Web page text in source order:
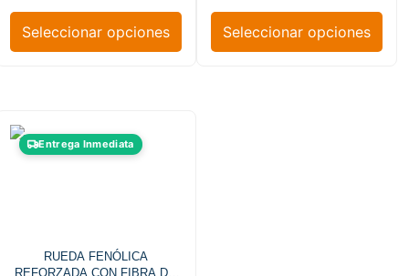
Seleccionar opciones Seleccionar opciones
Entrega Inmediata
RUEDA FENÓLICA
REFORZADA CON FIBRA DE